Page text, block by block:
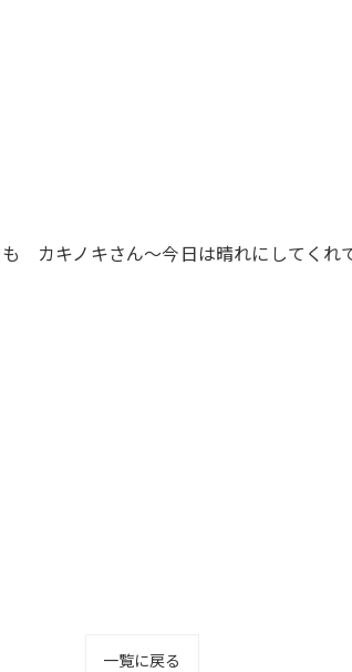
カキノキさん〜今日は晴れにしてくれ
一覧に戻る